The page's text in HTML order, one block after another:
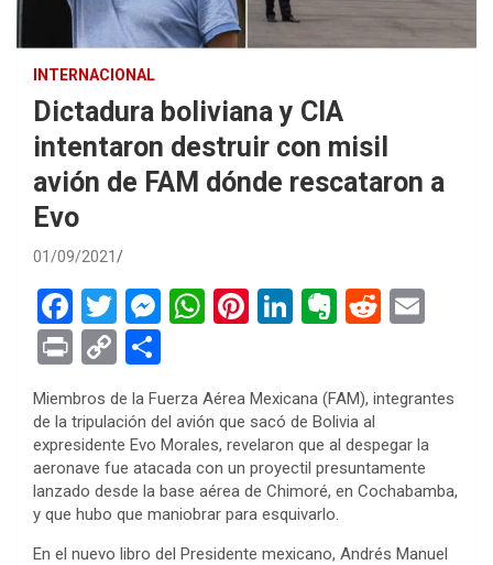
INTERNACIONAL
Dictadura boliviana y CIA
intentaron destruir con misil
avión de FAM dónde rescataron a
Evo
01/09/2021
F
a
ce
b
o
o
k
T
wi
tt
er
M
n
g
er
W
s
A
p
p
Pi
es
t
Li
dI
n
E
ot
e
R
di
t
Pr
in
t
C
o
py
Li
n
k
ar
e
Miembros de la Fuerza Aérea Mexicana (FAM), integrantes
de la tripulación del avión que sacó de Bolivia al
expresidente Evo Morales, revelaron que al despegar la
aeronave fue atacada con un proyectil presuntamente
lanzado desde la base aérea de Chimoré, en Cochabamba,
y que hubo que maniobrar para esquivarlo.
En el nuevo libro del Presidente mexicano, Andrés Manuel